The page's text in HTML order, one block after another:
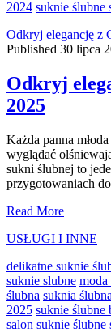
2024 suknie ślubne
Odkryj elegancję z
Published 30 lipca
Odkryj
2025
Każda panna
wyglądać
sukni ślubnej to
przygotowaniach
Read MoreOdkryj
z
Suknie
ślubne
2025
USŁUGI I INNE
delikatne suknie
suknie slubne moda
ślubna suknia
2025 suknie ślubne
salon suknie ślubne